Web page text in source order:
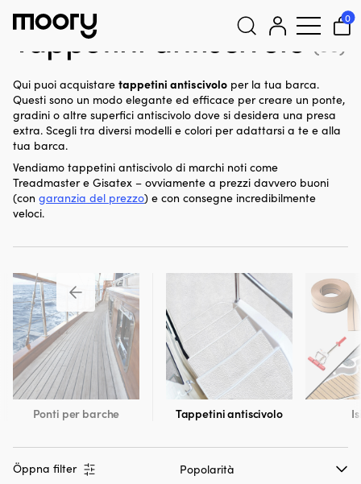
0
Tappetini antiscivolo (33)
Qui puoi acquistare tappetini antiscivolo per la tua barca.
Questi sono un modo elegante ed efficace per creare un ponte,
gradini o altre superfici antiscivolo dove si desidera una presa
extra. Scegli tra diversi modelli e colori per adattarsi a te e alla
tua barca.
Vendiamo tappetini antiscivolo di marchi noti come
Treadmaster e Gisatex – ovviamente a prezzi davvero buoni
(con garanzia del prezzo) e con consegne incredibilmente
veloci.
Ponti per barche Tappetini antiscivolo
Öppna filter